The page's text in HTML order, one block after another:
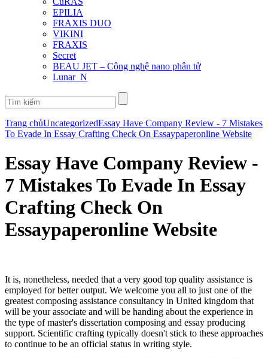
EPILIA
FRAXIS DUO
VIKINI
FRAXIS
Secret
BEAU JET – Công nghệ nano phân tử
Lunar_N
Trang chủUncategorizedEssay Have Company Review - 7 Mistakes
To Evade In Essay Crafting Check On Essaypaperonline Website
Essay Have Company Review -
7 Mistakes To Evade In Essay
Crafting Check On
Essaypaperonline Website
It is, nonetheless, needed that a very good top quality assistance is
employed for better output. We welcome you all to just one of the
greatest composing assistance consultancy in United kingdom that
will be your associate and will be handing about the experience in
the type of master's dissertation composing and essay producing
support. Scientific crafting typically doesn't stick to these approaches
to continue to be an official status in writing style.